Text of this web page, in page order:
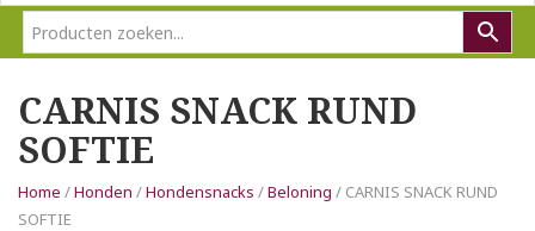
CARNIS SNACK RUND
SOFTIE
Home /Honden /Hondensnacks /Beloning / CARNIS SNACK RUND
SOFTIE